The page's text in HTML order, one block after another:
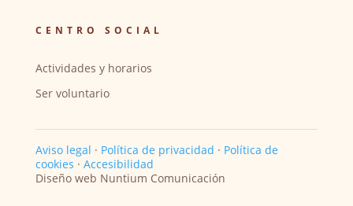
CENTRO SOCIAL
Actividades y horarios
Ser voluntario
Aviso legal · Política de privacidad · Política de
cookies · Accesibilidad
Diseño web Nuntium Comunicación